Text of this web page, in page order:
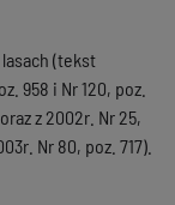
lasach (tekst
958 i Nr 120, poz.
z 2002r. Nr 25,
Nr 80, poz. 717).